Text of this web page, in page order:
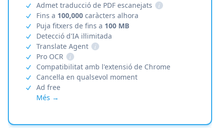
Admet traducció de PDF escanejats
i
Fins a 100,000 caràcters alhora
Puja fitxers de fins a 100 MB
Detecció d'IA il·limitada
Translate Agent
i
Pro OCR
i
Compatibilitat amb l'extensió de Chrome
Cancel·la en qualsevol moment
Ad free
Més →